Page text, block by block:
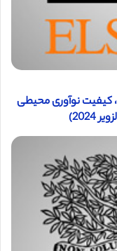
کیفیت نوآوری محیطی